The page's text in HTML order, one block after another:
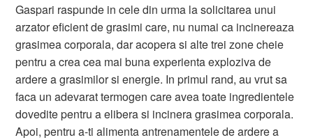
Gaspari raspunde in cele din urma la solicitarea unui
arzator eficient de grasimi care, nu numai ca incinereaza
grasimea corporala, dar acopera si alte trei zone cheie
pentru a crea cea mai buna experienta exploziva de
ardere a grasimilor si energie. In primul rand, au vrut sa
faca un adevarat termogen care avea toate ingredientele
dovedite pentru a elibera si incinera grasimea corporala.
Apoi, pentru a-ti alimenta antrenamentele de ardere a